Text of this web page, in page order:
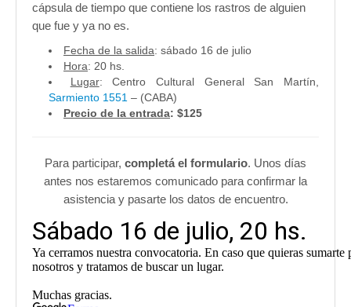
cápsula de tiempo que contiene los rastros de alguien
que fue y ya no es.
Fecha de la salida: sábado 16 de julio
Hora: 20 hs.
Lugar: Centro Cultural General San Martín,
Sarmiento 1551 – (CABA)
Precio de la entrada: $125
Para participar, completá el formulario. Unos días
antes nos estaremos comunicado para confirmar la
asistencia y pasarte los datos de encuentro.